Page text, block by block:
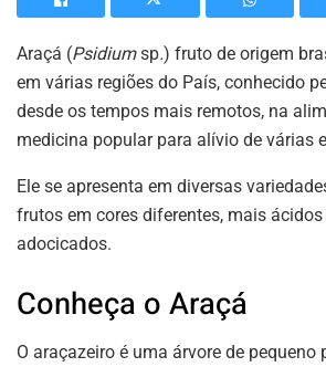
Araçá (Psidiumsp.) fruto de origem
em várias regiões do País, conhecido
desde os tempos mais remotos, na
medicina popular para alívio de várias
Ele se apresenta em diversas
frutos em cores diferentes, mais
adocicados.
Conheça o Araçá
O araçazeiro é uma árvore de pequeno